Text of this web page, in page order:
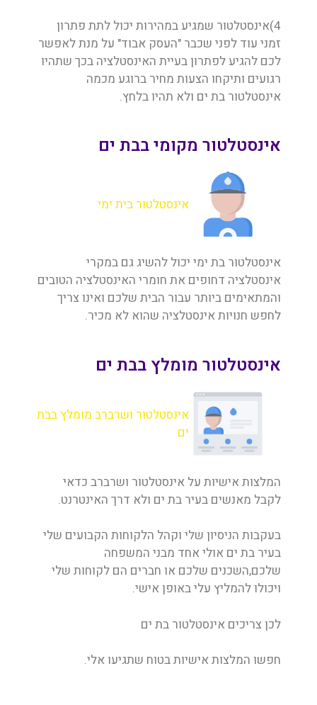
4)אינסטלטור שמגיע במהירות יכול לתת פתרון
זמני עוד לפני שכבר "העסק אבוד" על מנת לאפשר
לכם להגיע לפתרון בעיית האינסטלציה בכך שתהיו
רגועים ותיקחו הצעות מחיר ברוגע מכמה
אינסטלטור בת ים ולא תהיו בלחץ.
אינסטלטור מקומי בבת ים
אינסטלטור בית ימי
אינסטלטור בת ימי יכול להשיג גם במקרי
אינסטלציה דחופים את חומרי האינסטלציה הטובים
והמתאימים ביותר עבור הבית שלכם ואינו צריך
לחפש חנויות אינסטלציה שהוא לא מכיר.
אינסטלטור מומלץ בבת ים
אינסטלטור ושרברב מומלץ בבת
ים
המלצות אישיות על אינסטלטור ושרברב כדאי
לקבל מאנשים בעיר בת ים ולא דרך האינטרנט.
בעקבות הניסיון שלי וקהל הלקוחות הקבועים שלי
בעיר בת ים אולי אחד מבני המשפחה
שלכם,השכנים שלכם או חברים הם לקוחות שלי
ויכולו להמליץ עלי באופן אישי.
לכן צריכים אינסטלטור בת ים
חפשו המלצות אישיות בטוח שתגיעו אלי.